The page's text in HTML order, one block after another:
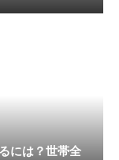
には？世帯全